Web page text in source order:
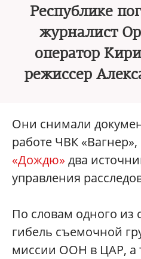
Республике
журналист
оператор
режиссер
Они снимали
работе ЧВК
«Дождю» два
управления
По словам одного из
гибель съемочной
миссии ООН в ЦАР, а